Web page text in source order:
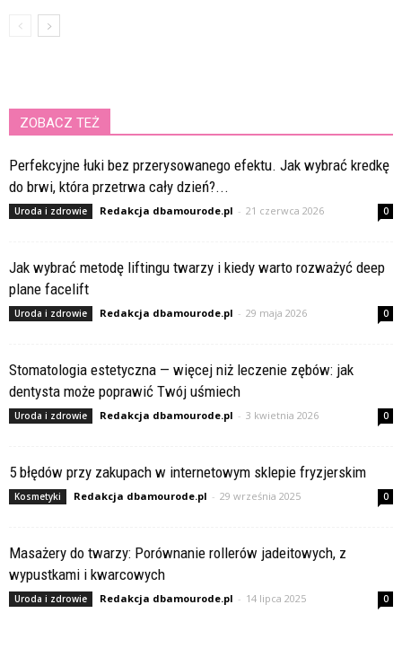
ZOBACZ TEŻ
Perfekcyjne łuki bez przerysowanego efektu. Jak wybrać kredkę
do brwi, która przetrwa cały dzień?...
Uroda i zdrowie Redakcja dbamourode.pl - 21 czerwca 2026 0
Jak wybrać metodę liftingu twarzy i kiedy warto rozważyć deep
plane facelift
Uroda i zdrowie Redakcja dbamourode.pl - 29 maja 2026 0
Stomatologia estetyczna — więcej niż leczenie zębów: jak
dentysta może poprawić Twój uśmiech
Uroda i zdrowie Redakcja dbamourode.pl - 3 kwietnia 2026 0
5 błędów przy zakupach w internetowym sklepie fryzjerskim
Kosmetyki Redakcja dbamourode.pl - 29 września 2025 0
Masażery do twarzy: Porównanie rollerów jadeitowych, z
wypustkami i kwarcowych
Uroda i zdrowie Redakcja dbamourode.pl - 14 lipca 2025 0